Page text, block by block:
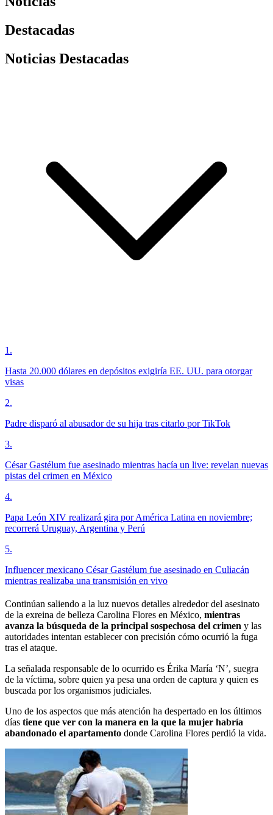
Destacadas
Noticias Destacadas
1 .
Hasta 20.000 dólares en depósitos exigiría EE. UU. para otorgar
visas
2.
Padre disparó al abusador de su hija tras citarlo por TikTok
3.
César Gastélum fue asesinado mientras hacía un live: revelan nuevas
pistas del crimen en México
4.
Papa León XIV realizará gira por América Latina en noviembre;
recorrerá Uruguay, Argentina y Perú
5.
Influencer mexicano César Gastélum fue asesinado en Culiacán
mientras realizaba una transmisión en vivo
Continúan saliendo a la luz nuevos detalles alrededor del asesinato
de la exreina de belleza Carolina Flores en México, mientras
avanza la búsqueda de la principal sospechosa del crimen y las
autoridades intentan establecer con precisión cómo ocurrió la fuga
tras el ataque.
La señalada responsable de lo ocurrido es Érika María ‘N’, suegra
de la víctima, sobre quien ya pesa una orden de captura y quien es
buscada por los organismos judiciales.
Uno de los aspectos que más atención ha despertado en los últimos
días tiene que ver con la manera en la que la mujer habría
abandonado el apartamento donde Carolina Flores perdió la vida.